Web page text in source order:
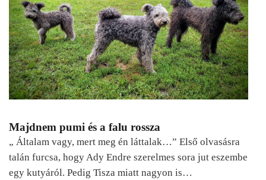
Majdnem pumi és a falu rossza
„ Általam vagy, mert meg én láttalak…” Első olvasásra
talán furcsa, hogy Ady Endre szerelmes sora jut eszembe
egy kutyáról. Pedig Tisza miatt nagyon is…